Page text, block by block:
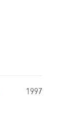
1997